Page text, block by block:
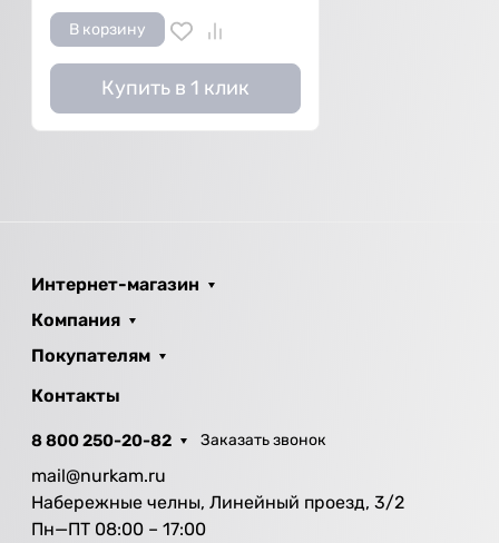
В корзину
Купить в 1 клик
Интернет-магазин
Компания
Покупателям
Контакты
8 800 250-20-82 Заказать звонок
mail@nurkam.ru
Набережные челны, Линейный проезд, 3/2
Пн—ПТ 08:00 – 17:00